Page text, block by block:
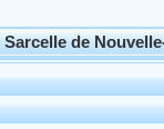
de